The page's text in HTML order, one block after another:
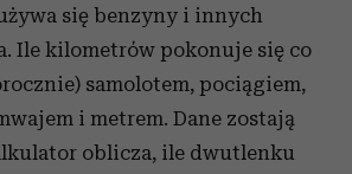
się benzyny i innych
Ile kilometrów pokonuje się co
samolotem, pociągiem,
i metrem. Dane zostają
oblicza, ile dwutlenku